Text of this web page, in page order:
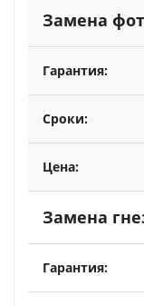
Замена
Замена